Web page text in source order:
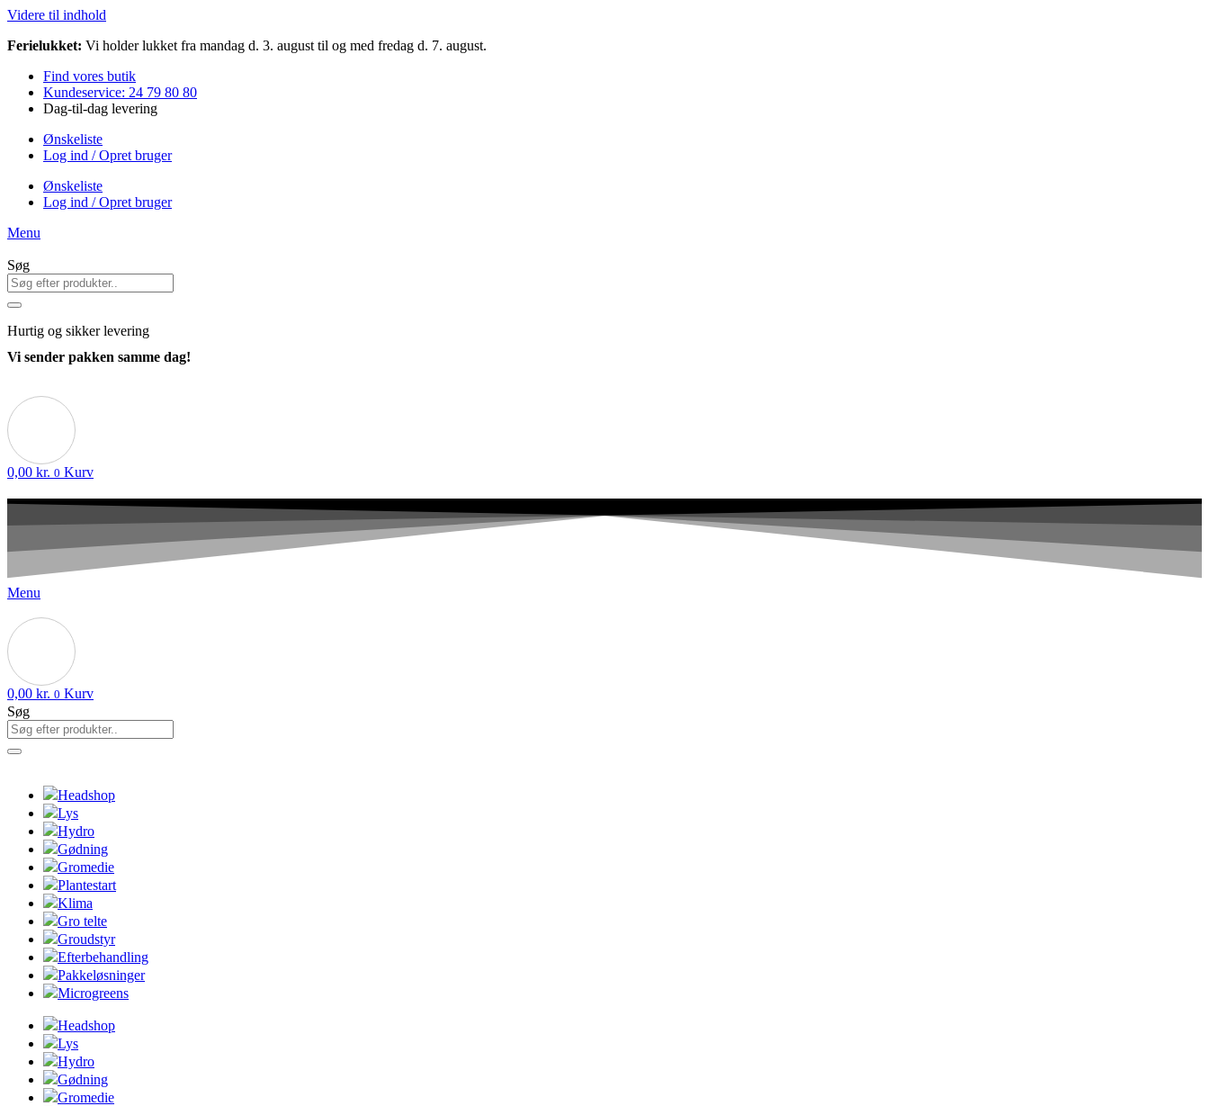
Videre til indhold
Ferielukket: Vi holder lukket fra mandag d. 3. august til og med fredag d. 7. august.
Find vores butik
Kundeservice: 24 79 80 80
Dag-til-dag levering
Ønskeliste
Log ind / Opret bruger
Ønskeliste
Log ind / Opret bruger
Menu
Søg
Hurtig og sikker levering
Vi sender pakken samme dag!
0,00 kr. 0 Kurv
Menu
0,00 kr. 0 Kurv
Søg
Headshop
Lys
Hydro
Gødning
Gromedie
Plantestart
Klima
Gro telte
Groudstyr
Efterbehandling
Pakkeløsninger
Microgreens
Headshop
Lys
Hydro
Gødning
Gromedie